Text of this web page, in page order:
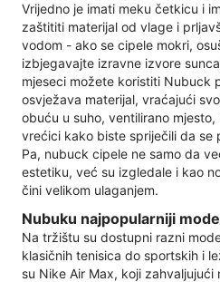
Vrijedno je imati meku četkicu i
zaštititi materijal od vlage i
vodom - ako se cipele mokri,
izbjegavajte izravne izvore
mjeseci možete koristiti Nubuck
osvježava materijal, vraćajući
obuću u suho, ventilirano
vrećici kako biste spriječili da se
Pa, nubuck cipele ne samo da
estetiku, već su izgledale i kao
čini velikom ulaganjem.
Nubuku najpopularniji
Na tržištu su dostupni razni
klasičnih tenisica do sportskih i
su Nike Air Max, koji zahvaljujući